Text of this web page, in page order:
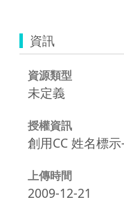
資訊
資源類型
未定義
授權資訊
創用CC 姓名標
上傳時間
2009-12-21